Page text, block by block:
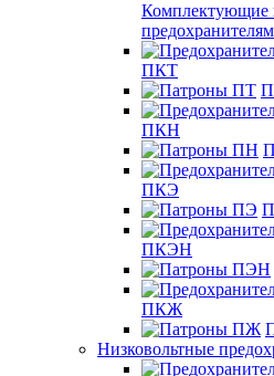
Комплектующие
предохранителям
ПКТ
ПКН
ПКЭ
ПКЭН
ПКЖ
Низковольтные